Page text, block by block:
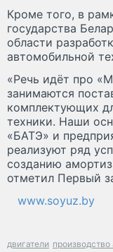
Кроме того, в
государства
области
автомобильной
«Речь идёт про
занимаются
комплектующих
техники. Наши
«БАТЭ» и
реализуют ряд
созданию
отметил Первый
www.soyuz.by
двигатели